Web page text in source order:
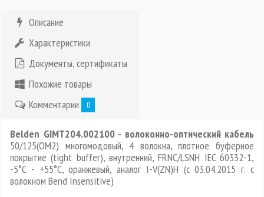
Описание
Характеристики
Документы, сертификаты
Похожие товары
Комментарии
0
Belden GIMT204.002100 - волоконно-оптический кабель
50/125(OM2) многомодовый, 4 волокна, плотное буферное
покрытие (tight buffer), внутренний, FRNC/LSNH IEC 60332-1,
-5°C - +55°C, оранжевый, аналог I-V(ZN)H (с 03.04.2015 г. с
волокном Bend Insensitive)